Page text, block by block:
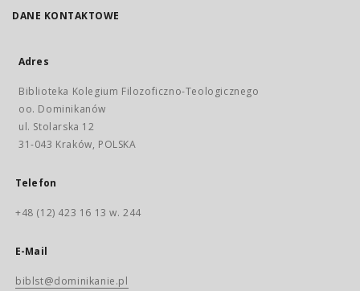
DANE KONTAKTOWE
Adres
Biblioteka Kolegium Filozoficzno-Teologicznego
oo. Dominikanów
ul. Stolarska 12
31-043 Kraków, POLSKA
Telefon
+48 (12) 423 16 13 w. 244
E-Mail
biblst@dominikanie.pl